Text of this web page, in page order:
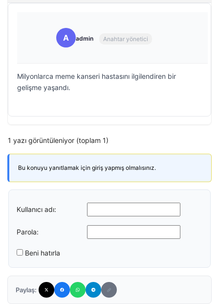
A admin Anahtar yönetici
Milyonlarca meme kanseri hastasını ilgilendiren bir
gelişme yaşandı.
1 yazı görüntüleniyor (toplam 1)
Bu konuyu yanıtlamak için giriş yapmış olmalısınız.
Kullanıcı adı:
Parola:
Beni hatırla
Paylaş: